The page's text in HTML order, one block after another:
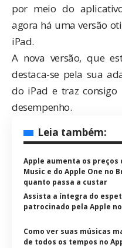
por meio do
agora há uma versão
iPad.
A nova versão, que
destaca-se pela sua
do iPad e traz
desempenho.
Leia também:
Apple aumenta os preços
Music e do Apple One no
quanto passa a custar
Assista a íntegra do
patrocinado pela Apple
Como ver suas músicas
de todos os tempos no